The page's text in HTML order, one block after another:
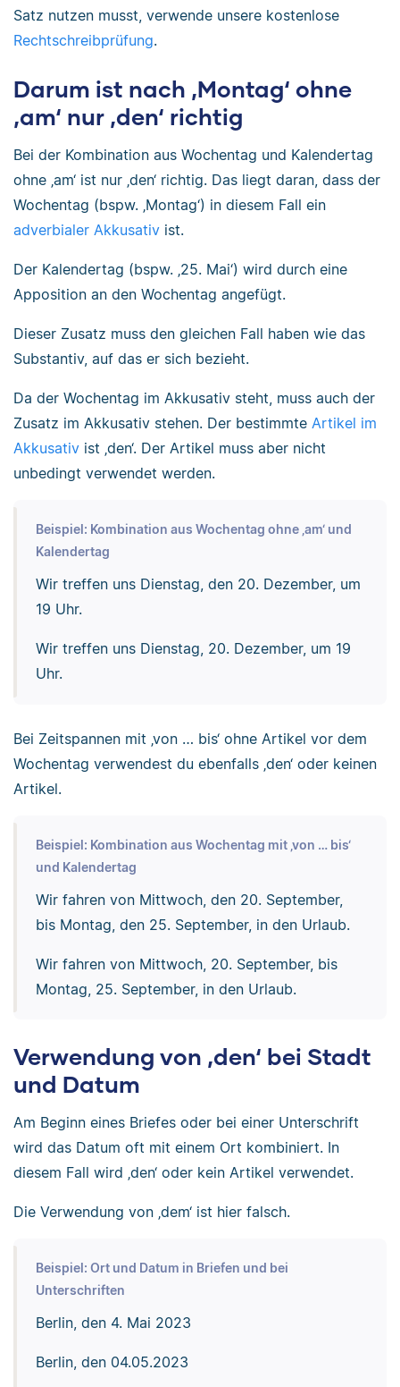
Satz nutzen musst, verwende unsere kostenlose
Rechtschreibprüfung.
Darum ist nach ‚Montag‘ ohne
‚am‘ nur ‚den‘ richtig
Bei der Kombination aus Wochentag und Kalendertag
ohne ‚am‘ ist nur ‚den‘ richtig. Das liegt daran, dass der
Wochentag (bspw. ‚Montag‘) in diesem Fall ein
adverbialer Akkusativ ist.
Der Kalendertag (bspw. ‚25. Mai‘) wird durch eine
Apposition an den Wochentag angefügt.
Dieser Zusatz muss den gleichen Fall haben wie das
Substantiv, auf das er sich bezieht.
Da der Wochentag im Akkusativ steht, muss auch der
Zusatz im Akkusativ stehen. Der bestimmte Artikel im
Akkusativ ist ‚den‘. Der Artikel muss aber nicht
unbedingt verwendet werden.
Beispiel: Kombination aus Wochentag ohne ‚am‘ und
Kalendertag
Wir treffen uns Dienstag, den 20. Dezember, um
19 Uhr.
Wir treffen uns Dienstag, 20. Dezember, um 19
Uhr.
Bei Zeitspannen mit ‚von … bis‘ ohne Artikel vor dem
Wochentag verwendest du ebenfalls ‚den‘ oder keinen
Artikel.
Beispiel: Kombination aus Wochentag mit ‚von … bis‘
und Kalendertag
Wir fahren von Mittwoch, den 20. September,
bis Montag, den 25. September, in den Urlaub.
Wir fahren von Mittwoch, 20. September, bis
Montag, 25. September, in den Urlaub.
Verwendung von ‚den‘ bei Stadt
und Datum
Am Beginn eines Briefes oder bei einer Unterschrift
wird das Datum oft mit einem Ort kombiniert. In
diesem Fall wird ‚den‘ oder kein Artikel verwendet.
Die Verwendung von ‚dem‘ ist hier falsch.
Beispiel: Ort und Datum in Briefen und bei
Unterschriften
Berlin, den 4. Mai 2023
Berlin, den 04.05.2023